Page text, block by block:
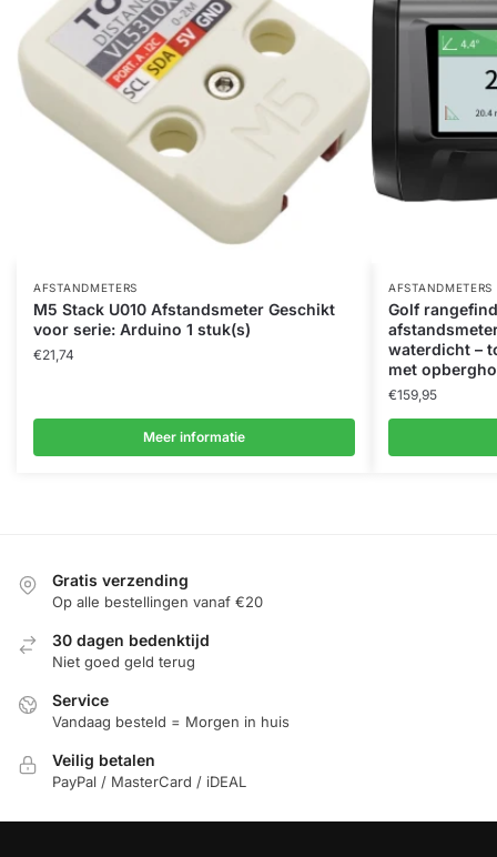
AFSTANDMETERS
M5 Stack U010 Afstandsmeter Geschikt
voor serie: Arduino 1 stuk(s)
€21,74
Meer informatie
AFSTANDMETERS
Golf
waterdicht –
met
€159,95
Gratis verzending
Op alle bestellingen vanaf €20
30 dagen bedenktijd
Niet goed geld terug
Service
Vandaag besteld = Morgen in huis
Veilig betalen
PayPal / MasterCard / iDEAL